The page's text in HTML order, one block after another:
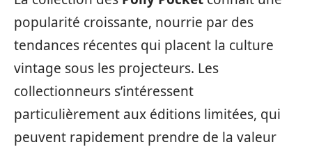
popularité croissante, nourrie par des
tendances récentes qui placent la culture
vintage sous les projecteurs. Les
collectionneurs s’intéressent
particulièrement aux éditions limitées, qui
peuvent rapidement prendre de la valeur